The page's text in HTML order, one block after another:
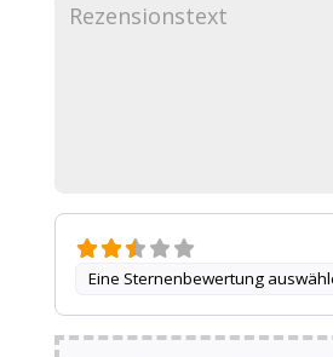
Eine Sternenbewertung